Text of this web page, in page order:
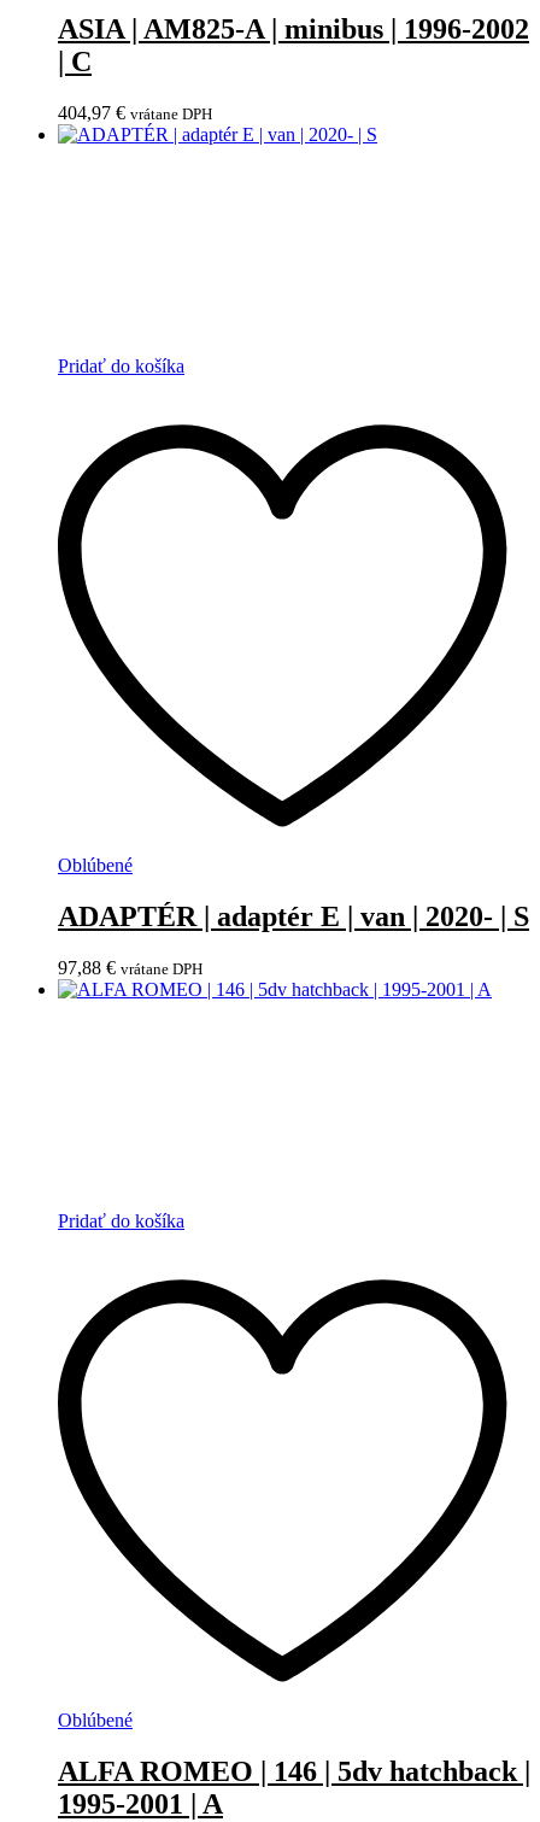
ASIA | AM825-A | minibus | 1996-2002
| C
404,97 € vrátane DPH
Pridať do košíka
Oblúbené
ADAPTÉR | adaptér E | van | 2020- | S
97,88 € vrátane DPH
Pridať do košíka
Oblúbené
ALFA ROMEO | 146 | 5dv hatchback |
1995-2001 | A